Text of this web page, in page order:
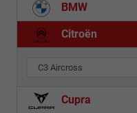
BMW
Citroën
C3 Aircross
Cupra